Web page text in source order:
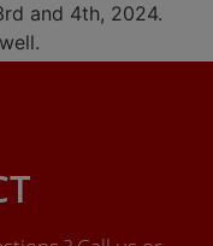
and 4th, 2024.